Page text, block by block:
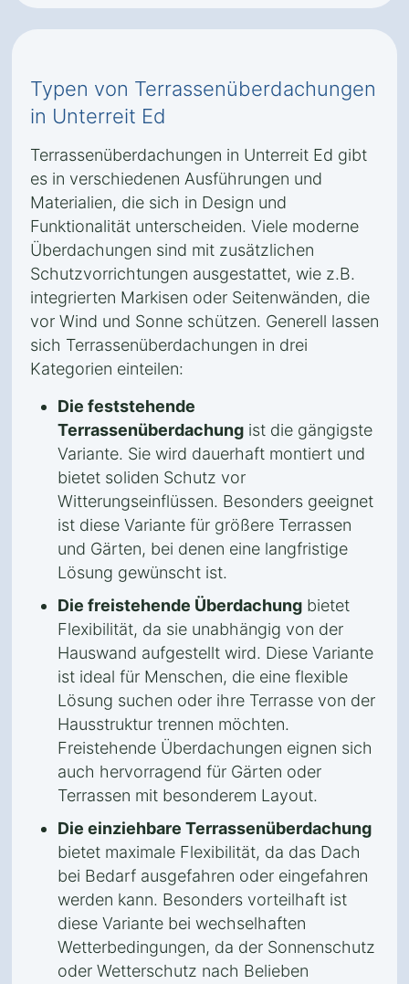
Typen von Terrassenüberdachungen
in Unterreit Ed
Terrassenüberdachungen in Unterreit Ed gibt
es in verschiedenen Ausführungen und
Materialien, die sich in Design und
Funktionalität unterscheiden. Viele moderne
Überdachungen sind mit zusätzlichen
Schutzvorrichtungen ausgestattet, wie z.B.
integrierten Markisen oder Seitenwänden, die
vor Wind und Sonne schützen. Generell lassen
sich Terrassenüberdachungen in drei
Kategorien einteilen:
Die feststehende
Terrassenüberdachung ist die gängigste
Variante. Sie wird dauerhaft montiert und
bietet soliden Schutz vor
Witterungseinflüssen. Besonders geeignet
ist diese Variante für größere Terrassen
und Gärten, bei denen eine langfristige
Lösung gewünscht ist.
Die freistehende Überdachung bietet
Flexibilität, da sie unabhängig von der
Hauswand aufgestellt wird. Diese Variante
ist ideal für Menschen, die eine flexible
Lösung suchen oder ihre Terrasse von der
Hausstruktur trennen möchten.
Freistehende Überdachungen eignen sich
auch hervorragend für Gärten oder
Terrassen mit besonderem Layout.
Die einziehbare Terrassenüberdachung
bietet maximale Flexibilität, da das Dach
bei Bedarf ausgefahren oder eingefahren
werden kann. Besonders vorteilhaft ist
diese Variante bei wechselhaften
Wetterbedingungen, da der Sonnenschutz
oder Wetterschutz nach Belieben